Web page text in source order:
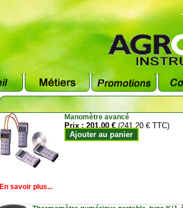
Manomètre avancé
Prix :201.00 € (241.20 € TTC)
Ajouter au panier
En savoir plus...